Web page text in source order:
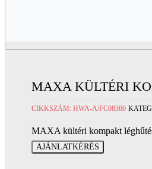
MAXA KÜLTÉRI
CIKKSZÁM: HWA-A/FC08360
MAXA kültéri kompakt
AJÁNLATKÉRÉS